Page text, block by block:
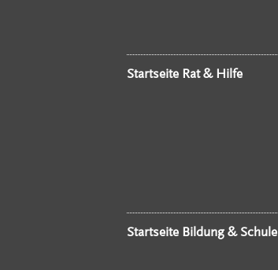
Startseite Rat & Hilfe
Startseite Bildung & Schule